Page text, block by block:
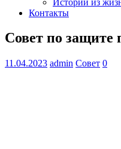
Контакты
Совет по защите
11.04.2023 admin Совет 0